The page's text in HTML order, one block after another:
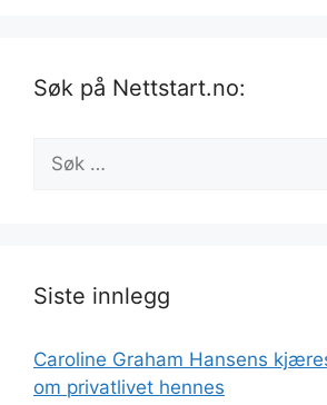
Søk på Nettstart.no:
etter:
Siste innlegg
Caroline Graham Hansens
om privatlivet hennes